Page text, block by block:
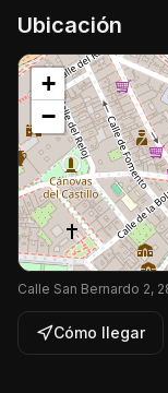
Ubicación
+
−
Calle San Bernardo 2,
Cómo llegar